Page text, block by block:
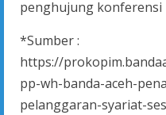
penghujung konferensi
*Sumber :
https://
pp-wh-banda-aceh-
pelanggaran-syariat-